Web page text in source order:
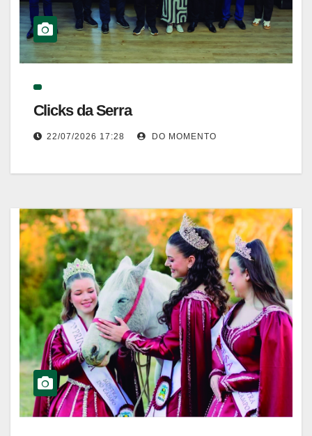
Clicks da Serra
22/07/2026 17:28 DO MOMENTO